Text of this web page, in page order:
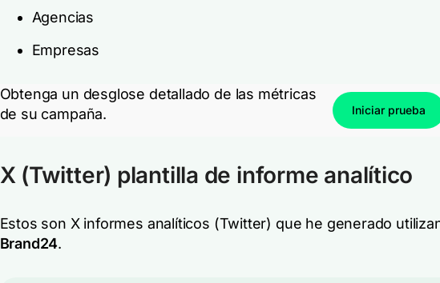
Agencias
Empresas
Obtenga un desglose detallado de las métricas
de su campaña.
Iniciar prueba
X (Twitter) plantilla de informe analítico
Estos son X informes analíticos (Twitter) que he generado
Brand24.